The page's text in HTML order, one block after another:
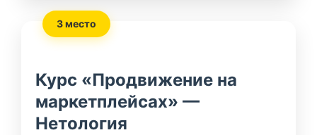
3 место
Курс «Продвижение на
маркетплейсах» —
Нетология